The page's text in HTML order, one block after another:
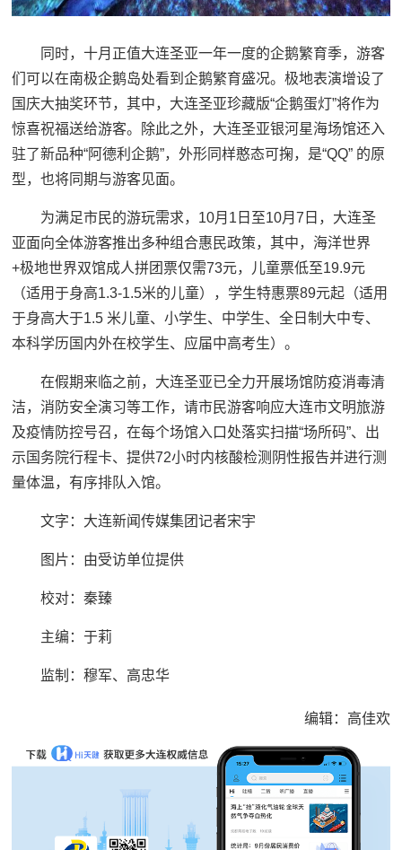
同时，十月正值大连圣亚一年一度的企鹅繁育季，游客
们可以在南极企鹅岛处看到企鹅繁育盛况。极地表演增设了
国庆大抽奖环节，其中，大连圣亚珍藏版“企鹅蛋灯”将作为
惊喜祝福送给游客。除此之外，大连圣亚银河星海场馆还入
驻了新品种“阿德利企鹅”，外形同样憨态可掬，是“QQ” 的原
型，也将同期与游客见面。
为满足市民的游玩需求，10月1日至10月7日，大连圣
亚面向全体游客推出多种组合惠民政策，其中，海洋世界
+极地世界双馆成人拼团票仅需73元，儿童票低至19.9元
（适用于身高1.3-1.5米的儿童），学生特惠票89元起（适用
于身高大于1.5 米儿童、小学生、中学生、全日制大中专、
本科学历国内外在校学生、应届中高考生）。
在假期来临之前，大连圣亚已全力开展场馆防疫消毒清
洁，消防安全演习等工作，请市民游客响应大连市文明旅游
及疫情防控号召，在每个场馆入口处落实扫描“场所码”、出
示国务院行程卡、提供72小时内核酸检测阴性报告并进行测
量体温，有序排队入馆。
文字：大连新闻传媒集团记者宋宇
图片：由受访单位提供
校对：秦臻
主编：于莉‍‍‍
监制：穆军、高忠华
编辑：高佳欢